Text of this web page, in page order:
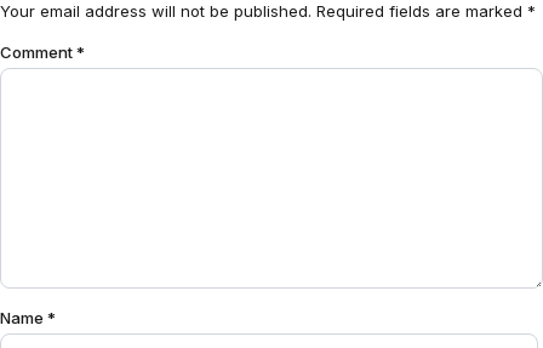
Your email address will not be published. Required fields are marked *
Comment*
Name *